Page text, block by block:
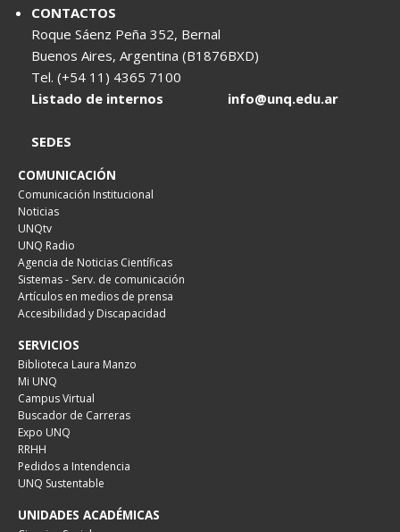
CONTACTOS
Roque Sáenz Peña 352, Bernal
Buenos Aires, Argentina (B1876BXD)
Tel. (+54 11) 4365 7100
Listado de internos
info@unq.edu.ar
SEDES
COMUNICACIÓN
Comunicación Institucional
Noticias
UNQtv
UNQ Radio
Agencia de Noticias Científicas
Sistemas - Serv. de comunicación
Artículos en medios de prensa
Accesibilidad y Discapacidad
SERVICIOS
Biblioteca Laura Manzo
Mi UNQ
Campus Virtual
Buscador de Carreras
Expo UNQ
RRHH
Pedidos a Intendencia
UNQ Sustentable
UNIDADES ACADÉMICAS